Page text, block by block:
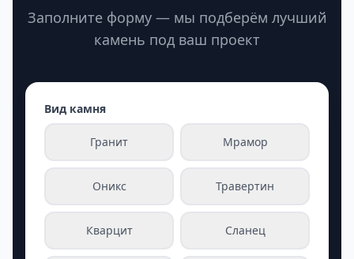
Заполните форму — мы подберём лучший
камень под ваш проект
Вид камня
Гранит Мрамор
Оникс Травертин
Кварцит Сланец